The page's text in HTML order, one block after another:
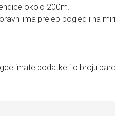
okolo 200m.
ima prelep pogled i na
imate podatke i o broju